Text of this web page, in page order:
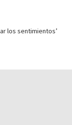
los sentimientos’